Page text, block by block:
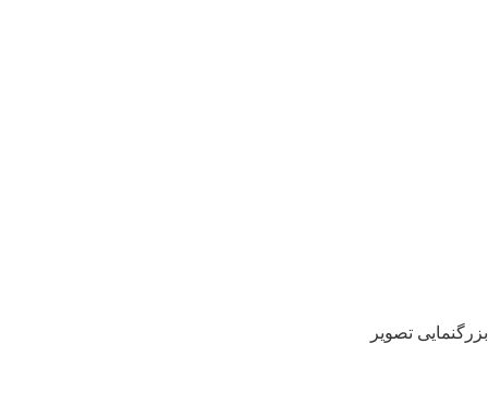
بزرگنمایی تصویر